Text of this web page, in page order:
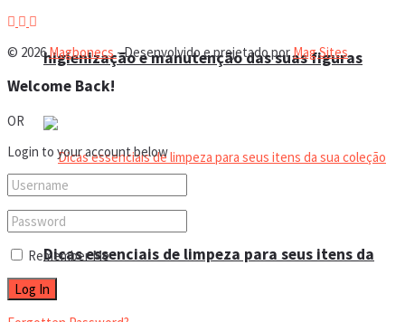
higienização e manutenção das suas figuras
Dicas essenciais de limpeza para seus itens da
© 2026Magbonecs- Desenvolvido e projetado porMag Sites.
Welcome Back!
OR
Login to your account below
Remember Me